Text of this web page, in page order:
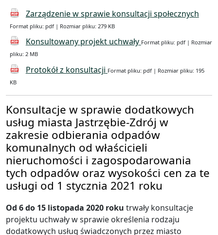
Zarządzenie w sprawie konsultacji społecznych
Format pliku: pdf | Rozmiar pliku: 279 KB
Konsultowany projekt uchwały Format pliku: pdf | Rozmiar
pliku: 2 MB
Protokół z konsultacji Format pliku: pdf | Rozmiar pliku: 195
KB
Konsultacje w sprawie dodatkowych
usług miasta Jastrzębie-Zdrój w
zakresie odbierania odpadów
komunalnych od właścicieli
nieruchomości i zagospodarowania
tych odpadów oraz wysokości cen za te
usługi od 1 stycznia 2021 roku
Od 6 do 15 listopada 2020 roku trwały konsultacje
projektu uchwały w sprawie określenia rodzaju
dodatkowych usług świadczonych przez miasto